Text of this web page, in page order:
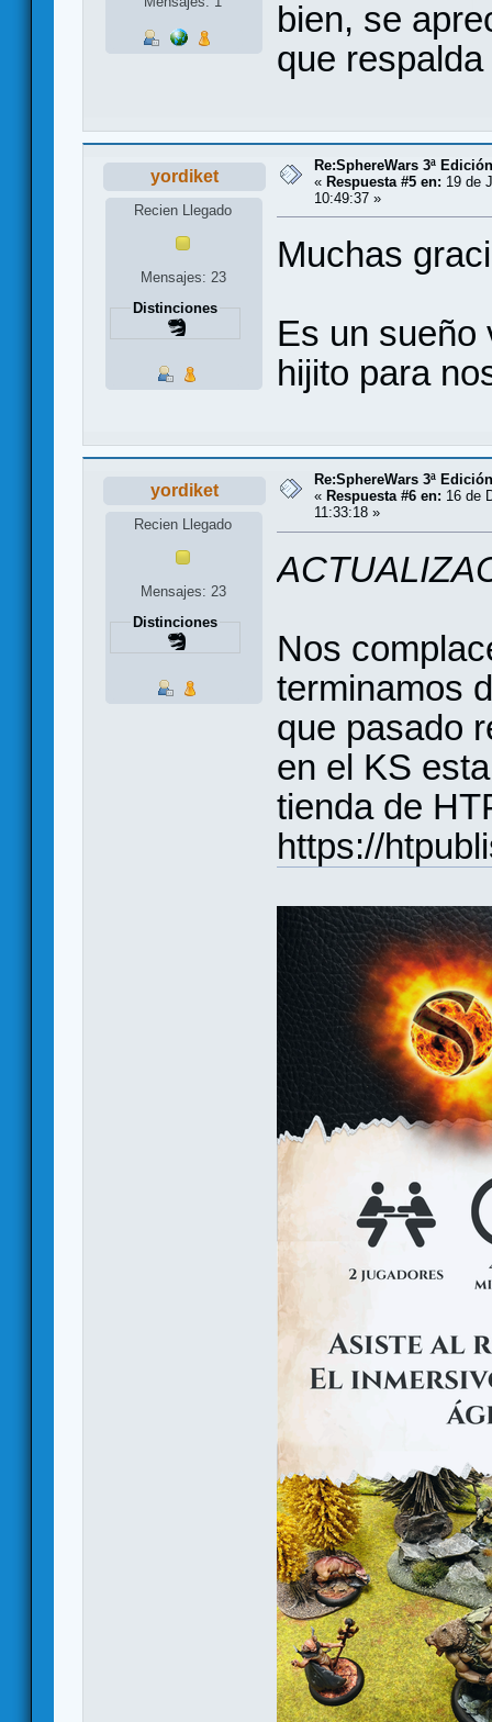
bien, se
que
yordiket
Recien Llegado
Mensajes: 23
Distinciones
Re:SphereWars 3ª
« Respuesta #5 en: 19 de
10:49:37 »
Muchas
Es un sueño
hijito para
yordiket
Recien Llegado
Mensajes: 23
Distinciones
Re:SphereWars 3ª Edición
« Respuesta #6 en: 16 de
11:33:18 »
Nos
terminamos
que pasado
en el KS
tienda de
https://